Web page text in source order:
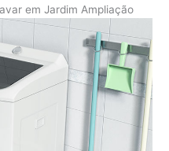
em Jardim Ampliação